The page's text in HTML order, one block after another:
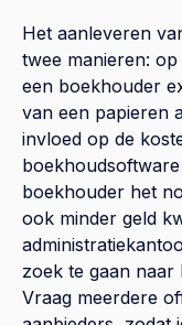
Het aanleveren
twee manieren:
een boekhouder
van een papieren
invloed op de
boekhouder het
ook minder geld
zoek te gaan naar
Vraag meerdere